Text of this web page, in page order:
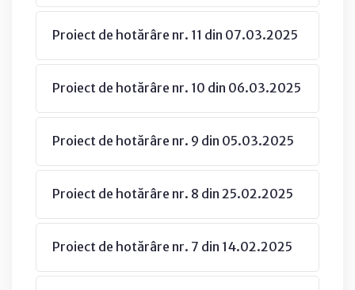
Proiect de hotărâre nr. 11 din 07.03.2025
Proiect de hotărâre nr. 10 din 06.03.2025
Proiect de hotărâre nr. 9 din 05.03.2025
Proiect de hotărâre nr. 8 din 25.02.2025
Proiect de hotărâre nr. 7 din 14.02.2025